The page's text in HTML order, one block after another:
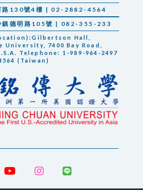
路130號4樓 | 02-2882-4564
鎮德明路105號 | 082-355-233
Hall,
University, 7400 Bay Road,
Telephone: 1-989-964-2497
(Taiwan)